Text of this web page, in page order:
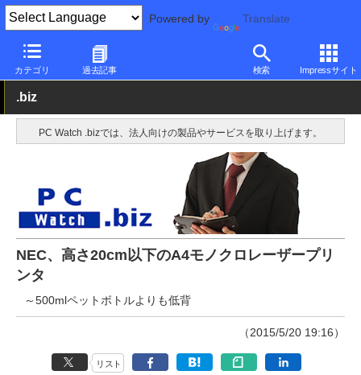
Powered by Translate
カテゴリ 過去記事 検索 Impressサイト
PC Watch 半導体/周辺機器 レーザープリンタ/複合機 NEC
.biz
PC Watch .bizでは、法人向けの製品やサービスを取り上げます。
NEC、高さ20cm以下のA4モノクロレーザープリ
ンタ
～500mlペットボトルよりも低背
（2015/5/20 19:16）
リスト